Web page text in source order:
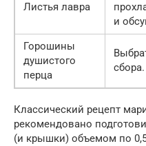
Листья лавра
и
Горошины
душистого
перца
сбора.
Классический рецепт
рекомендовано
(и крышки) объемом по